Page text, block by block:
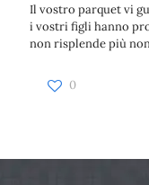
Il vostro parquet vi
i vostri figli hanno
non risplende più
0